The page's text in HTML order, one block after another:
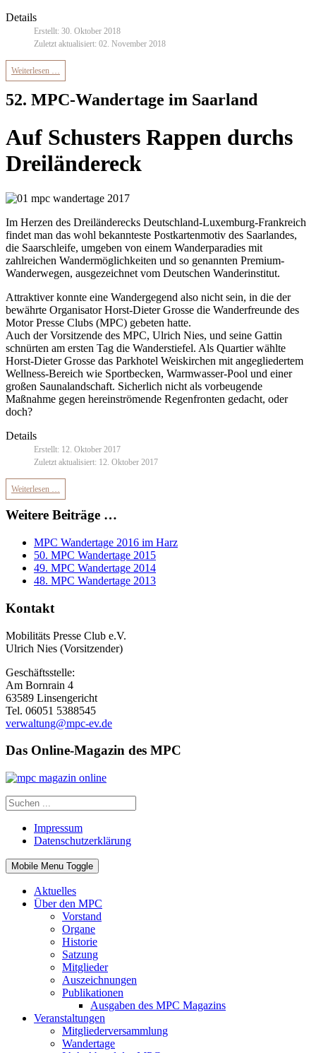
Details
Erstellt: 30. Oktober 2018
Zuletzt aktualisiert: 02. November 2018
Weiterlesen …
52. MPC-Wandertage im Saarland
Auf Schusters Rappen durchs
Dreiländereck
Im Herzen des Dreiländerecks Deutschland-Luxemburg-Frankreich
findet man das wohl bekannteste Postkartenmotiv des Saarlandes,
die Saarschleife, umgeben von einem Wanderparadies mit
zahlreichen Wandermöglichkeiten und so genannten Premium-
Wanderwegen, ausgezeichnet vom Deutschen Wanderinstitut.
Attraktiver konnte eine Wandergegend also nicht sein, in die der
bewährte Organisator Horst-Dieter Grosse die Wanderfreunde des
Motor Presse Clubs (MPC) gebeten hatte.
Auch der Vorsitzende des MPC, Ulrich Nies, und seine Gattin
schnürten am ersten Tag die Wanderstiefel. Als Quartier wählte
Horst-Dieter Grosse das Parkhotel Weiskirchen mit angegliedertem
Wellness-Bereich wie Sportbecken, Warmwasser-Pool und einer
großen Saunalandschaft. Sicherlich nicht als vorbeugende
Maßnahme gegen hereinströmende Regenfronten gedacht, oder
doch?
Details
Erstellt: 12. Oktober 2017
Zuletzt aktualisiert: 12. Oktober 2017
Weiterlesen …
Weitere Beiträge …
MPC Wandertage 2016 im Harz
50. MPC Wandertage 2015
49. MPC Wandertage 2014
48. MPC Wandertage 2013
Kontakt
Mobilitäts Presse Club e.V.
Ulrich Nies (Vorsitzender)
Geschäftsstelle:
Am Bornrain 4
63589 Linsengericht
Tel. 06051 5388545
verwaltung@mpc-ev.de
Das Online-Magazin des MPC
Impressum
Datenschutzerklärung
Mobile Menu Toggle
Aktuelles
Über den MPC
Vorstand
Organe
Historie
Satzung
Mitglieder
Auszeichnungen
Publikationen
Ausgaben des MPC Magazins
Veranstaltungen
Mitgliederversammlung
Wandertage